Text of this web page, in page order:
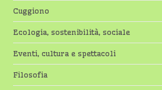
Cuggiono
Ecologia, sostenibilità, sociale
Eventi, cultura e spettacoli
Filosofia